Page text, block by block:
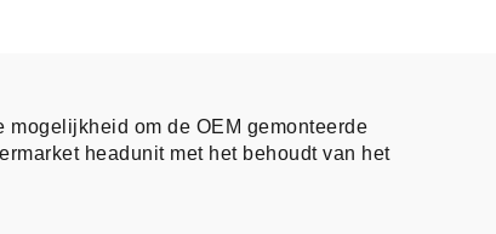
mogelijkheid om de OEM gemonteerde
headunit met het behoudt van het